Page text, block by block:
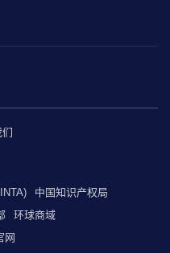
中国知识产权局
环球商域
网